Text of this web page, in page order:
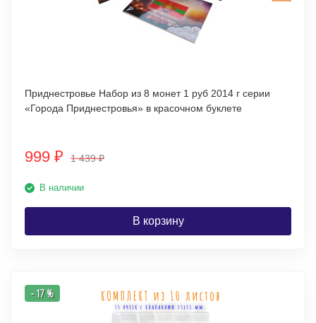
Приднестровье Набор из 8 монет 1 руб 2014 г серии
«Города Приднестровья» в красочном буклете
999 ₽ 1 439₽
В наличии
В корзину
- 17 %